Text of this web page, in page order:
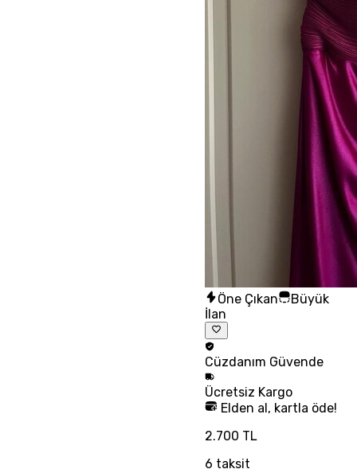
Öne Çıkan
Büyük
İlan
Cüzdanım Güvende
Ücretsiz Kargo
Elden al, kartla öde!
2.700 TL
6 taksit